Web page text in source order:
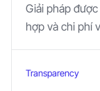
Giải pháp
hợp và chi phí
Transparency